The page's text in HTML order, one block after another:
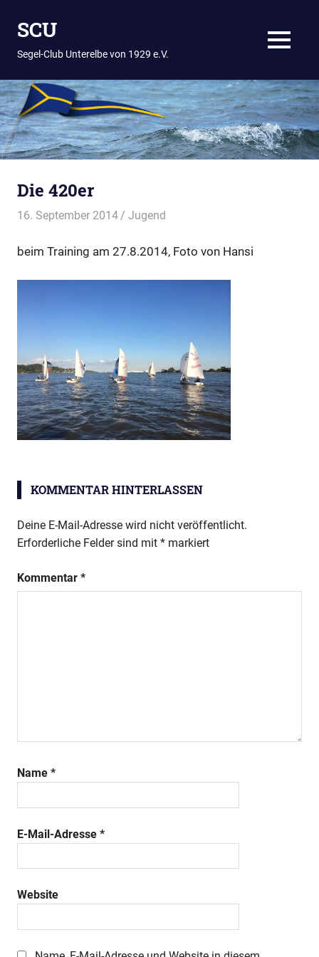
InhaltSCU
Segel-Club Unterelbe von 1929 e.V. MENÜ
Die 420er
16. September 2014 Thees
Jugend
beim Training am 27.8.2014, Foto von Hansi
KOMMENTAR HINTERLASSEN
Deine E-Mail-Adresse wird nicht veröffentlicht.
Erforderliche Felder sind mit * markiert
Kommentar *
Name *
E-Mail-Adresse *
Website